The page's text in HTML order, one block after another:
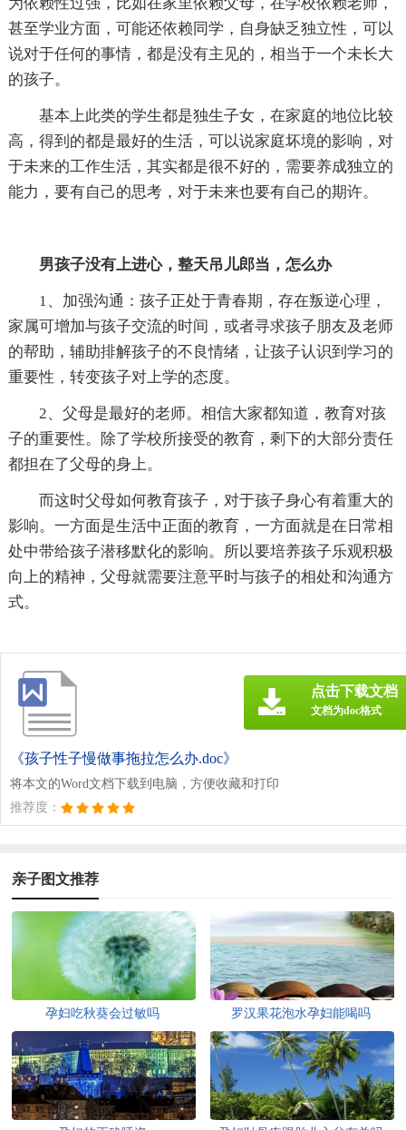
甚至学业方面，可能还依赖同学，自身缺乏独立性，可以
说对于任何的事情，都是没有主见的，相当于一个未长大
的孩子。
基本上此类的学生都是独生子女，在家庭的地位比较
高，得到的都是最好的生活，可以说家庭坏境的影响，对
于未来的工作生活，其实都是很不好的，需要养成独立的
能力，要有自己的思考，对于未来也要有自己的期许。
男孩子没有上进心，整天吊儿郎当，怎么办
1、加强沟通：孩子正处于青春期，存在叛逆心理，
家属可增加与孩子交流的时间，或者寻求孩子朋友及老师
的帮助，辅助排解孩子的不良情绪，让孩子认识到学习的
重要性，转变孩子对上学的态度。
2、父母是最好的老师。相信大家都知道，教育对孩
子的重要性。除了学校所接受的教育，剩下的大部分责任
都担在了父母的身上。
而这时父母如何教育孩子，对于孩子身心有着重大的
影响。一方面是生活中正面的教育，一方面就是在日常相
处中带给孩子潜移默化的影响。所以要培养孩子乐观积极
向上的精神，父母就需要注意平时与孩子的相处和沟通方
式。
《孩子性子慢做事拖拉怎么办.doc》
将本文的Word文档下载到电脑，方便收藏和打印
推荐度：
点击下载文档
文档为doc格式
亲子图文推荐
孕妇吃秋葵会过敏吗 罗汉果花泡水孕妇能喝吗